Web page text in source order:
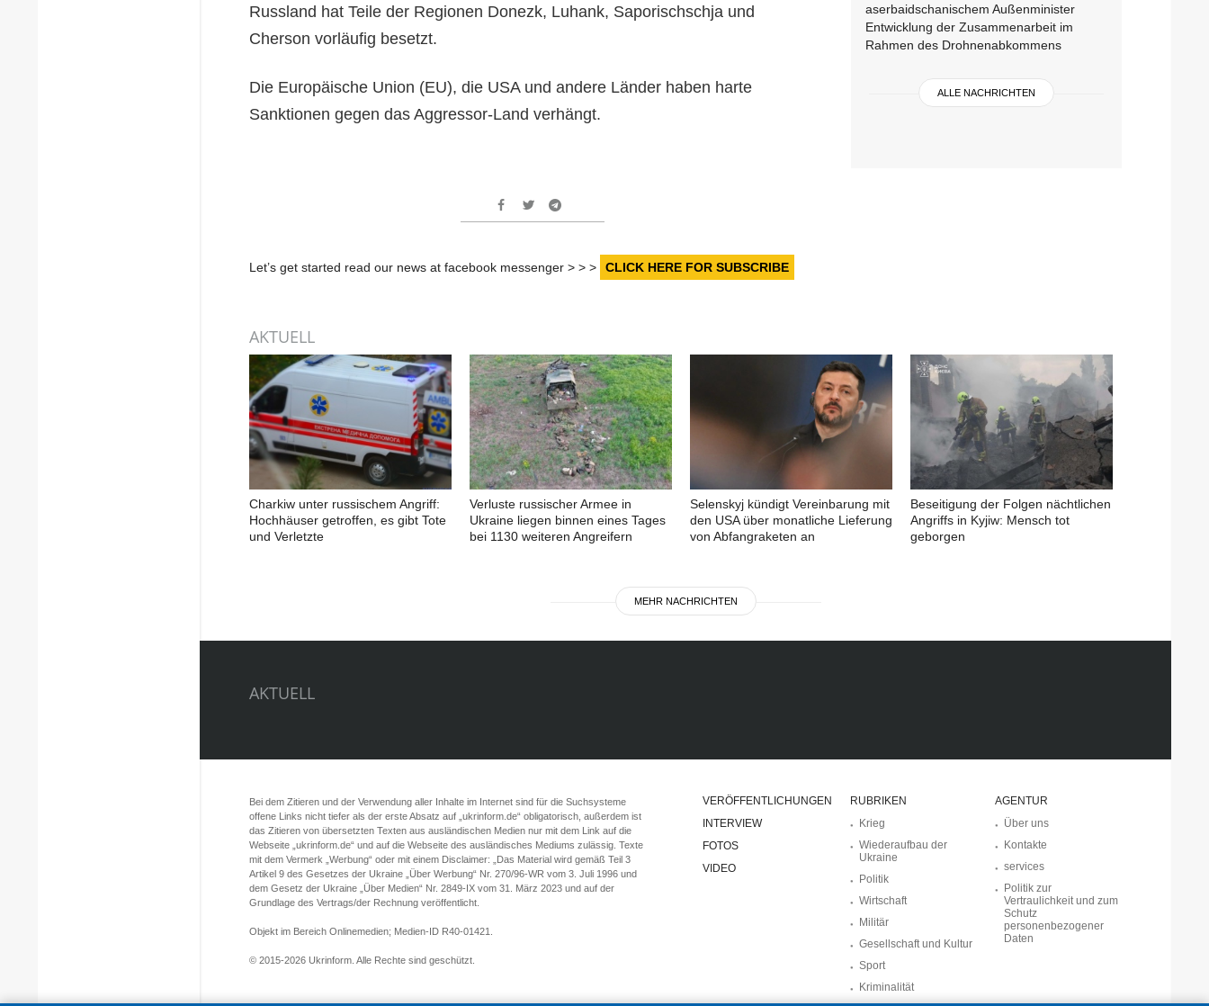
aserbaidschanischem Außenminister
Entwicklung der Zusammenarbeit im
Rahmen des Drohnenabkommens
ALLE NACHRICHTEN
Russland hat Teile der Regionen Donezk, Luhank, Saporischschja und
Cherson vorläufig besetzt.
Die Europäische Union (EU), die USA und andere Länder haben harte
Sanktionen gegen das Aggressor-Land verhängt.
Let’s get started read our news at facebook messenger > > > CLICK HERE FOR SUBSCRIBE
AKTUELL
Charkiw unter russischem Angriff:
Hochhäuser getroffen, es gibt Tote
und Verletzte
Verluste russischer Armee in
Ukraine liegen binnen eines Tages
bei 1130 weiteren Angreifern
Selenskyj kündigt Vereinbarung mit
den USA über monatliche Lieferung
von Abfangraketen an
Beseitigung der Folgen nächtlichen
Angriffs in Kyjiw: Mensch tot
geborgen
MEHR NACHRICHTEN
AKTUELL
RUBRIKEN
Krieg
Wiederaufbau der
Ukraine
Politik
Wirtschaft
Militär
Gesellschaft und Kultur
Sport
Kriminalität
AGENTUR
Über uns
Kontakte
services
Politik zur
Vertraulichkeit und zum
Schutz
personenbezogener
Daten
VERÖFFENTLICHUNGEN
INTERVIEW
FOTOS
VIDEO
Bei dem Zitieren und der Verwendung aller Inhalte im Internet sind für die Suchsysteme
offene Links nicht tiefer als der erste Absatz auf „ukrinform.de“ obligatorisch, außerdem ist
das Zitieren von übersetzten Texten aus ausländischen Medien nur mit dem Link auf die
Webseite „ukrinform.de“ und auf die Webseite des ausländisches Mediums zulässig. Texte
mit dem Vermerk „Werbung“ oder mit einem Disclaimer: „Das Material wird gemäß Teil 3
Artikel 9 des Gesetzes der Ukraine „Über Werbung“ Nr. 270/96-WR vom 3. Juli 1996 und
dem Gesetz der Ukraine „Über Medien“ Nr. 2849-IX vom 31. März 2023 und auf der
Grundlage des Vertrags/der Rechnung veröffentlicht.
Objekt im Bereich Onlinemedien; Medien-ID R40-01421.
© 2015-2026 Ukrinform. Alle Rechte sind geschützt.